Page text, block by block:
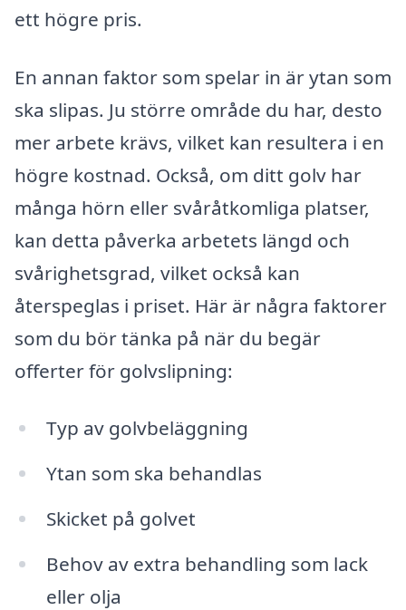
ett högre pris.
En annan faktor som spelar in är ytan som
ska slipas. Ju större område du har, desto
mer arbete krävs, vilket kan resultera i en
högre kostnad. Också, om ditt golv har
många hörn eller svåråtkomliga platser,
kan detta påverka arbetets längd och
svårighetsgrad, vilket också kan
återspeglas i priset. Här är några faktorer
som du bör tänka på när du begär
offerter för golvslipning:
Typ av golvbeläggning
Ytan som ska behandlas
Skicket på golvet
Behov av extra behandling som lack
eller olja